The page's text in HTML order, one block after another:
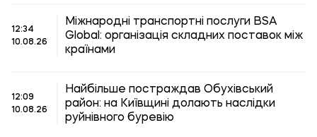
12:34
10.08.26
Міжнародні транспортні послуги BSA
Global: організація складних поставок між
країнами
12:09
10.08.26
Найбільше постраждав Обухівський
район: на Київщині долають наслідки
руйнівного буревію